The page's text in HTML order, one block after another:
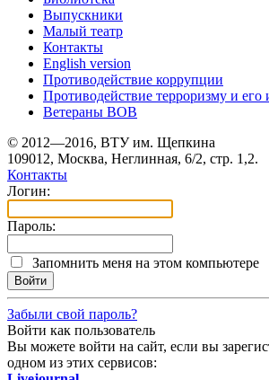
Выпускники
Малый театр
Контакты
English version
Противодействие коррупции
Противодействие терроризму и его
Ветераны ВОВ
© 2012—2016, ВТУ им. Щепкина
109012, Москва, Неглинная, 6/2, стр. 1,2.
Контакты
Логин:
Пароль:
Запомнить меня на этом компьютере
Забыли свой пароль?
Войти как пользователь
Вы можете войти на сайт, если вы
одном из этих сервисов: